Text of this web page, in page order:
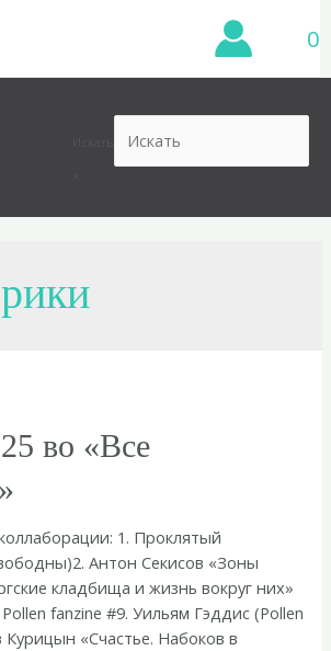
0
во «Все
1. Проклятый
Антон Секисов «Зоны
кладбища и жизнь вокруг них»
fanzine #9. Уильям Гэддис (Pollen
Курицын «Счастье. Набоков в